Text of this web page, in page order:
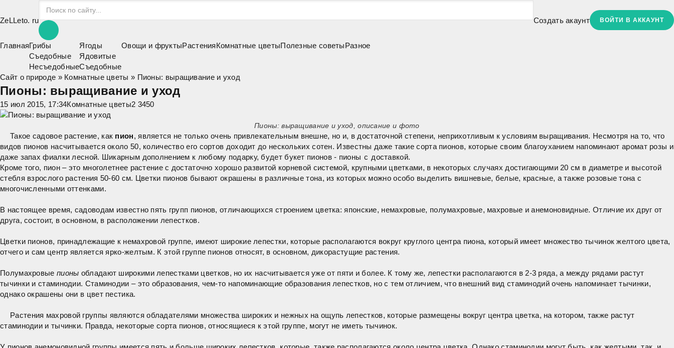
ZeLLeto. ru Создать акаунт ВОЙТИ В АККАУНТ
ГлавнаяГрибы
Съедобные
Несъедобные
Ягоды
Ядовитые
Съедобные
Овощи и фруктыРастенияКомнатные цветыПолезные советыРазное
Сайт о природе » Комнатные цветы » Пионы: выращивание и уход
Пионы: выращивание и уход
15 июл 2015, 17:34Комнатные цветы2 3450
Пионы: выращивание и уход, описание и фото
Такое садовое растение, как пион, является не только очень привлекательным внешне, но и, в достаточной степени, неприхотливым к условиям выращивания. Несмотря на то, что
видов пионов насчитывается около 50, количество его сортов доходит до нескольких сотен. Известны даже такие сорта пионов, которые своим благоуханием напоминают аромат розы и
даже запах фиалки лесной. Шикарным дополнением к любому подарку, будет букет пионов - пионы с доставкой.
Кроме того, пион – это многолетнее растение с достаточно хорошо развитой корневой системой, крупными цветками, в некоторых случаях достигающими 20 см в диаметре и высотой
стебля взрослого растения 50-60 см. Цветки пионов бывают окрашены в различные тона, из которых можно особо выделить вишневые, белые, красные, а также розовые тона с
многочисленными оттенками.
В настоящее время, садоводам известно пять групп пионов, отличающихся строением цветка: японские, немахровые, полумахровые, махровые и анемоновидные. Отличие их друг от
друга, состоит, в основном, в расположении лепестков.
Цветки пионов, принадлежащие к немахровой группе, имеют широкие лепестки, которые располагаются вокруг круглого центра пиона, который имеет множество тычинок желтого цвета,
отчего и сам центр является ярко-желтым. К этой группе пионов относят, в основном, дикорастущие растения.
Полумахровые пионы обладают широкими лепестками цветков, но их насчитывается уже от пяти и более. К тому же, лепестки располагаются в 2-3 ряда, а между рядами растут
тычинки и стаминодии. Стаминодии – это образования, чем-то напоминающие образования лепестков, но с тем отличием, что внешний вид стаминодий очень напоминает тычинки,
однако окрашены они в цвет пестика.
Растения махровой группы являются обладателями множества широких и нежных на ощупь лепестков, которые размещены вокруг центра цветка, на котором, также растут
стаминодии и тычинки. Правда, некоторые сорта пионов, относящиеся к этой группе, могут не иметь тычинок.